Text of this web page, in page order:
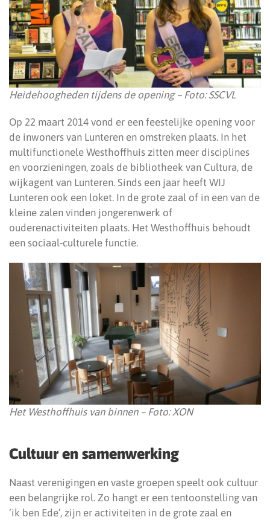
Heidehoogheden tijdens de opening – Foto: SSCVL
Op 22 maart 2014 vond er een feestelijke opening voor
de inwoners van Lunteren en omstreken plaats. In het
multifunctionele Westhoffhuis zitten meer disciplines
en voorzieningen, zoals de bibliotheek van Cultura, de
wijkagent van Lunteren. Sinds een jaar heeft WIJ
Lunteren ook een loket. In de grote zaal of in een van de
kleine zalen vinden jongerenwerk of
ouderenactiviteiten plaats. Het Westhoffhuis behoudt
een sociaal-culturele functie.
Het Westhoffhuis van binnen – Foto: XON
Cultuur en samenwerking
Naast verenigingen en vaste groepen speelt ook cultuur
een belangrijke rol. Zo hangt er een tentoonstelling van
‘ik ben Ede’, zijn er activiteiten in de grote zaal en